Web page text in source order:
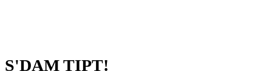
S'DAM TIPT!